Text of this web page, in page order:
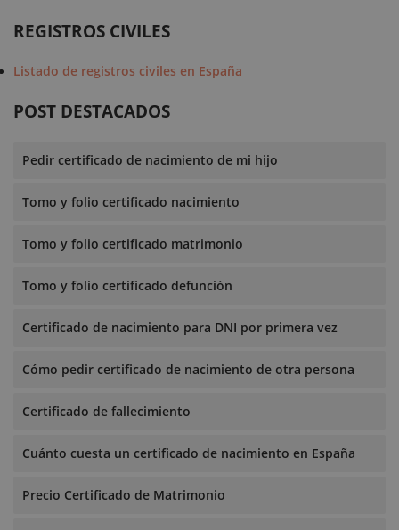
REGISTROS CIVILES
Listado de registros civiles en España
POST DESTACADOS
Pedir certificado de nacimiento de mi hijo
Tomo y folio certificado nacimiento
Tomo y folio certificado matrimonio
Tomo y folio certificado defunción
Certificado de nacimiento para DNI por primera vez
Cómo pedir certificado de nacimiento de otra persona
Certificado de fallecimiento
Cuánto cuesta un certificado de nacimiento en España
Precio Certificado de Matrimonio